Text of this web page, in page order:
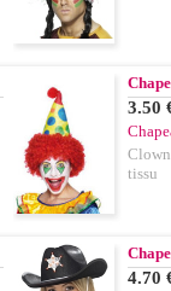
3.50
Clown
tissu
4.70